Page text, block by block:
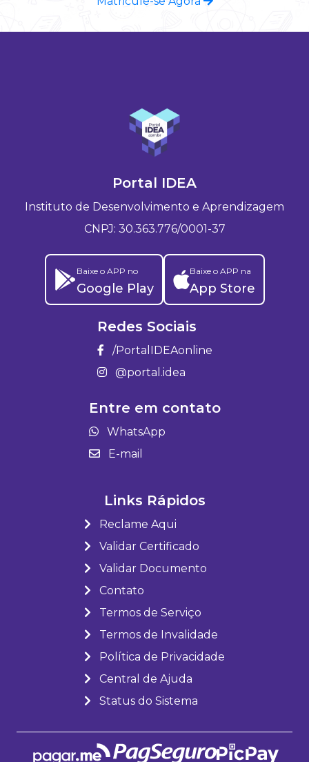
Portal IDEA
Instituto de Desenvolvimento e Aprendizagem
CNPJ: 30.363.776/0001-37
Baixe o APP no
Google Play
Baixe o APP na
App Store
Redes Sociais
/PortalIDEAonline
@portal.idea
Entre em contato
WhatsApp
E-mail
Links Rápidos
Reclame Aqui
Validar Certificado
Validar Documento
Contato
Termos de Serviço
Termos de Invalidade
Política de Privacidade
Central de Ajuda
Status do Sistema